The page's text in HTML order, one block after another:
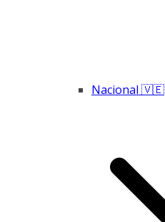
Nacional 🇻🇪